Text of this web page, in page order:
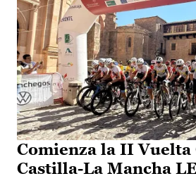
Comienza la II Vuelta
Castilla-La Mancha